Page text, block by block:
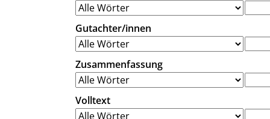
Gutachter/innen
Zusammenfassung
Volltext